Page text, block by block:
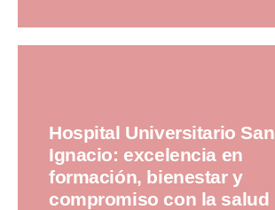
Hospital Universitario San
Ignacio: excelencia en
formación, bienestar y
compromiso con la salud